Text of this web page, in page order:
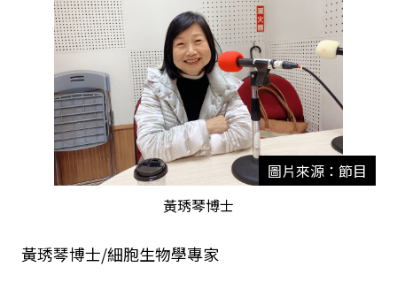
圖片來源：節目
黃琇琴博士
黃琇琴博士/細胞生物學專家